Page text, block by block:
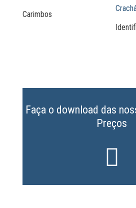
Carimbos
Faça o download das
Preços
